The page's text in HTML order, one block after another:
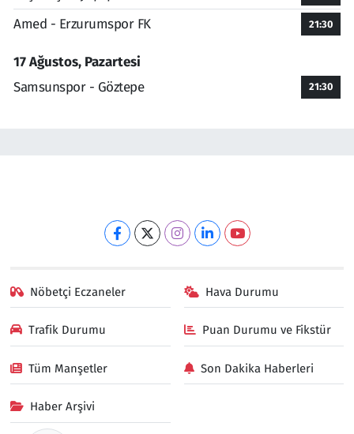
Amed - Erzurumspor FK 21:30
17 Ağustos, Pazartesi
Samsunspor - Göztepe
21:30
Nöbetçi Eczaneler Hava Durumu
Trafik Durumu Puan Durumu ve Fikstür
Tüm Manşetler Son Dakika Haberleri
Haber Arşivi